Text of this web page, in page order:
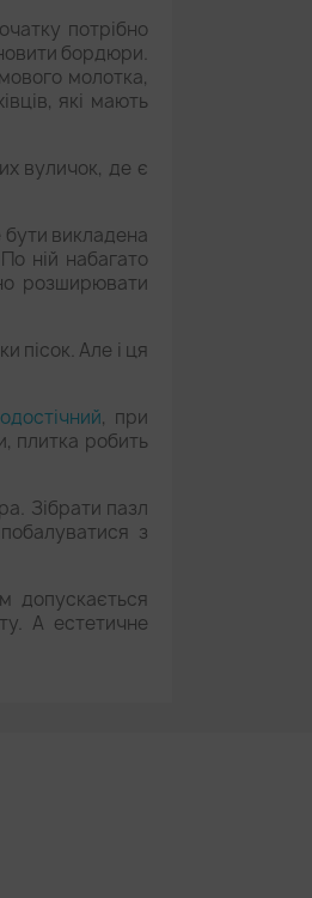
потрібно
бордюри.
молотка,
які мають
вуличок, де є
викладена
ній набагато
розширювати
пісок. Але і ця
, при
плитка робить
Зібрати пазл
з
допускається
А естетичне